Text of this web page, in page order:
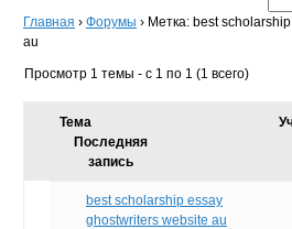
Главная › Форумы › Метка: best
au
Просмотр 1 темы - с 1 по 1 (1 всего)
Тема
Последняя
запись
best scholarship essay
ghostwriters website au